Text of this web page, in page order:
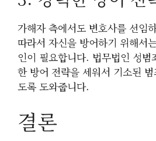
가해자 측에서도 변호사를 선임
따라서 자신을 방어하기 위해서
인이 필요합니다. 법무법인 성범
한 방어 전략을 세워서 기소된
도록 도와줍니다.
결론